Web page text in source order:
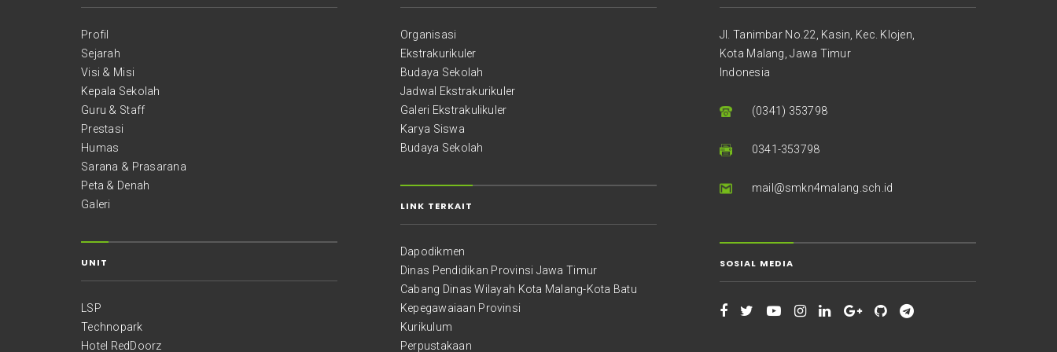
Profil
Sejarah
Visi & Misi
Kepala Sekolah
Guru & Staff
Prestasi
Humas
Sarana & Prasarana
Peta & Denah
Galeri
UNIT
LSP
Technopark
Hotel RedDoorz
Organisasi
Ekstrakurikuler
Budaya Sekolah
Jadwal Ekstrakurikuler
Galeri Ekstrakulikuler
Karya Siswa
Budaya Sekolah
LINK TERKAIT
Dapodikmen
Dinas Pendidikan Provinsi Jawa Timur
Cabang Dinas Wilayah Kota Malang-Kota Batu
Kepegawaiaan Provinsi
Kurikulum
Perpustakaan
Jl. Tanimbar No.22, Kasin, Kec. Klojen,
Kota Malang, Jawa Timur
Indonesia
(0341) 353798
0341-353798
mail@smkn4malang.sch.id
SOSIAL MEDIA